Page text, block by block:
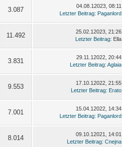
3.087
04.08.12023, 08:11
Letzter Beitrag: Paganlord
11.492
25.02.12023, 21:26
Letzter Beitrag: Ella
3.831
29.11.12022, 20:44
Letzter Beitrag: Aglaia
9.553
17.10.12022, 21:55
Letzter Beitrag: Erato
7.001
15.04.12022, 14:34
Letzter Beitrag: Paganlord
8.014
09.10.12021, 14:01
Letzter Beitrag: Cnejna